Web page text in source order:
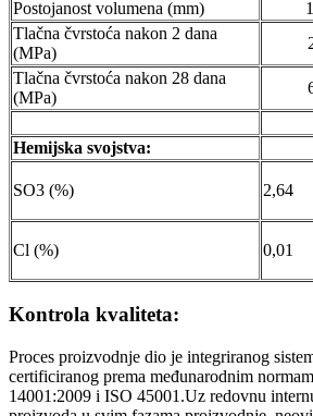
Postojanost volumena (mm)
Tlačna čvrstoća nakon 2 dana
(MPa)
Tlačna čvrstoća nakon 28 dana
(MPa)
Hemijska svojstva:
SO3 (%) 2,64
Cl (%) 0,01
Kontrola kvaliteta:
Proces proizvodnje dio je integriranog
certificiranog prema međunarodnim
14001:2009 i ISO 45001.Uz redovnu